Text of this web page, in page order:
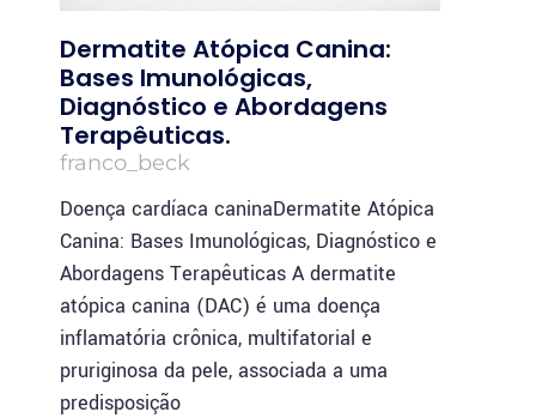
Dermatite Atópica Canina:
Bases Imunológicas,
Diagnóstico e Abordagens
Terapêuticas.
franco_beck
Doença cardíaca caninaDermatite Atópica
Canina: Bases Imunológicas, Diagnóstico e
Abordagens Terapêuticas A dermatite
atópica canina (DAC) é uma doença
inflamatória crônica, multifatorial e
pruriginosa da pele, associada a uma
predisposição